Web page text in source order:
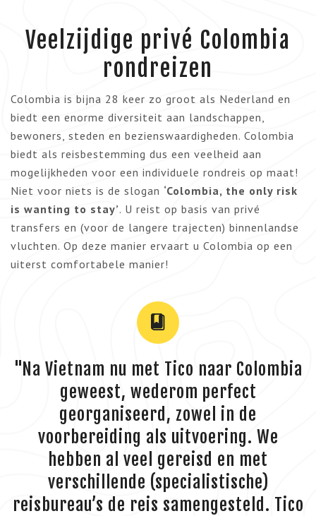
Veelzijdige privé Colombia
rondreizen
Colombia is bijna 28 keer zo groot als Nederland en
biedt een enorme diversiteit aan landschappen,
bewoners, steden en bezienswaardigheden. Colombia
biedt als reisbestemming dus een veelheid aan
mogelijkheden voor een individuele rondreis op maat!
Niet voor niets is de slogan ‘Colombia, the only risk
is wanting to stay’. U reist op basis van privé
transfers en (voor de langere trajecten) binnenlandse
vluchten. Op deze manier ervaart u Colombia op een
uiterst comfortabele manier!
"Na Vietnam nu met Tico naar Colombia
geweest, wederom perfect
georganiseerd, zowel in de
voorbereiding als uitvoering. We
hebben al veel gereisd en met
verschillende (specialistische)
reisbureau’s de reis samengesteld. Tico